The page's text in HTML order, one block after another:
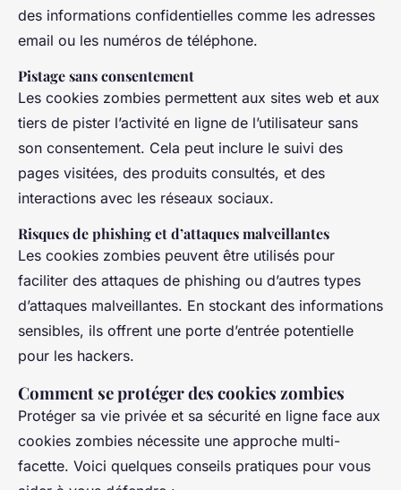
des informations confidentielles comme les adresses
email ou les numéros de téléphone.
Pistage sans consentement
Les cookies zombies permettent aux sites web et aux
tiers de pister l’activité en ligne de l’utilisateur sans
son consentement. Cela peut inclure le suivi des
pages visitées, des produits consultés, et des
interactions avec les réseaux sociaux.
Risques de phishing et d’attaques malveillantes
Les cookies zombies peuvent être utilisés pour
faciliter des attaques de phishing ou d’autres types
d’attaques malveillantes. En stockant des informations
sensibles, ils offrent une porte d’entrée potentielle
pour les hackers.
Comment se protéger des cookies zombies
Protéger sa vie privée et sa sécurité en ligne face aux
cookies zombies nécessite une approche multi-
facette. Voici quelques conseils pratiques pour vous